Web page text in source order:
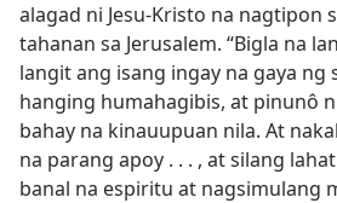
alagad ni Jesu-Kristo na nagtipon
tahanan sa Jerusalem. “Bigla na
langit ang isang ingay na gaya ng
hanging humahagibis, at pinunô
bahay na kinauupuan nila. At
na parang apoy . . . , at silang
banal na espiritu at nagsimulang